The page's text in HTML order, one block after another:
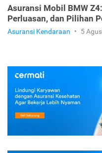
Asuransi Mobil BMW
Perluasan, dan Pilihan
Asuransi Kendaraan • 5